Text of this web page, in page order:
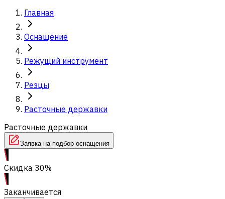
Главная
Оснащение
Режущий инструмент
Резцы
Расточные державки
Расточные державки
Заявка на подбор оснащения
Скидка 30%
Заканчивается